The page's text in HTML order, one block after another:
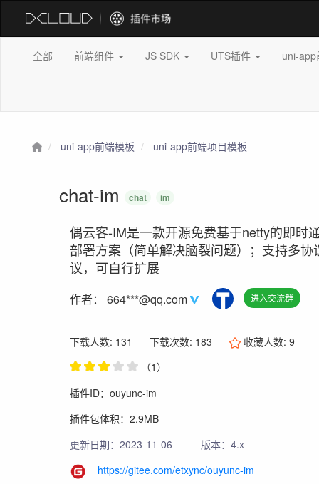
全部 前端组件 JS SDK UTS插件 uni-
uni-app前端模板 uni-app前端项目模板
chat-im chat im
偶云客-IM是一款开源免费基于netty的即时
部署方案（简单解决脑裂问题）；支持多
议，可自行扩展
作者：664***@qq.com 进入交流群
下载人数: 131 下载次数: 183 收藏人数:9
（1）
插件ID：ouyunc-im
插件包体积：2.9MB
更新日期：2023-11-06
版本：4.x
https://gitee.com/etxync/ouyunc-im